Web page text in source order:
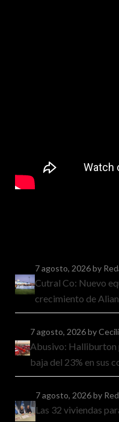
7 agosto, 2026by
Cutral Co: Nuevo
crecimiento de
7 agosto, 2026by
Abusivo: Halliburton
baja del 23% en sus
7 agosto, 2026by
Las 32 viviendas